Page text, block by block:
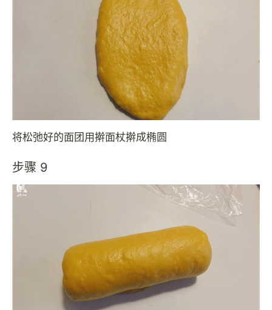
将松弛好的面团用擀面杖擀成椭圆
步骤 9